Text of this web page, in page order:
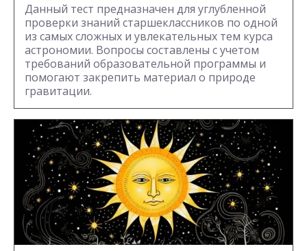
Данный тест предназначен для углубленной
проверки знаний старшеклассников по одной
из самых сложных и увлекательных тем курса
астрономии. Вопросы составлены с учетом
требований образовательной программы и
помогают закрепить материал о природе
гравитации.